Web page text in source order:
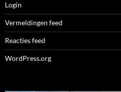
Login
Vermeldingen feed
Reacties feed
WordPress.org